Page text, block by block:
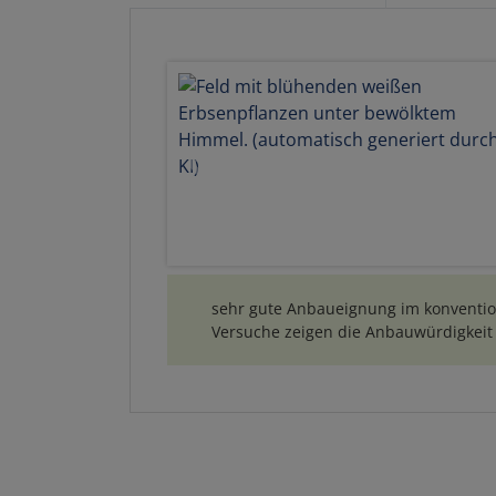
sehr gute Anbaueignung im
Versuche zeigen die